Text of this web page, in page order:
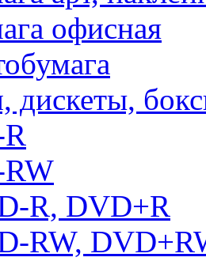
офисная
дискеты,
R, DVD+R
RW,